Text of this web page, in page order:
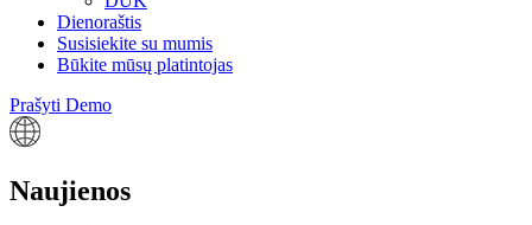
Dienoraštis
Susisiekite su mumis
Būkite mūsų platintojas
Prašyti Demo
Naujienos